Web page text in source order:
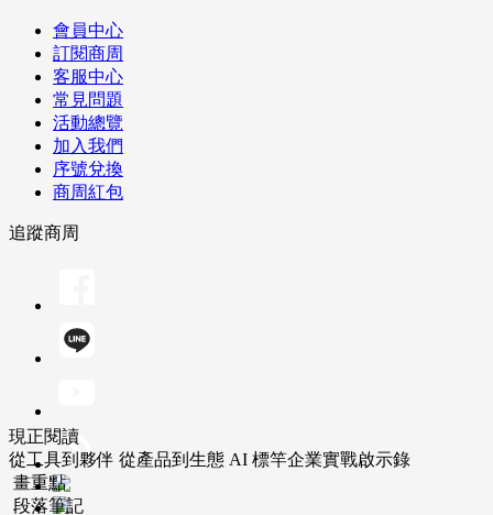
會員中心
訂閱商周
客服中心
常見問題
活動總覽
加入我們
序號兌換
商周紅包
追蹤商周
現正閱讀
從工具到夥伴 從產品到生態 AI 標竿企業實戰啟示錄
畫重點
段落筆記